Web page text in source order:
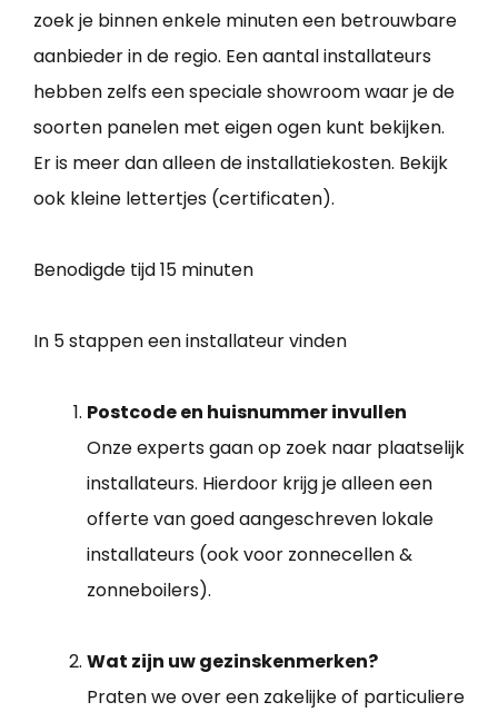
zoek je binnen enkele minuten een betrouwbare
aanbieder in de regio. Een aantal installateurs
hebben zelfs een speciale showroom waar je de
soorten panelen met eigen ogen kunt bekijken.
Er is meer dan alleen de installatiekosten. Bekijk
ook kleine lettertjes (certificaten).
Benodigde tijd15 minuten
In 5 stappen een installateur vinden
Postcode en huisnummer invullen
Onze experts gaan op zoek naar plaatselijk
installateurs. Hierdoor krijg je alleen een
offerte van goed aangeschreven lokale
installateurs (ook voor zonnecellen &
zonneboilers).
Wat zijn uw gezinskenmerken?
Praten we over een zakelijke of particuliere